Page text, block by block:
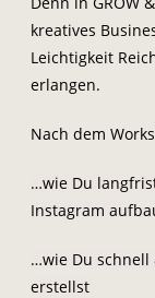
kreatives
Leichtigkeit
erlangen.
Nach dem
…wie Du
Instagram
…wie Du
erstellst